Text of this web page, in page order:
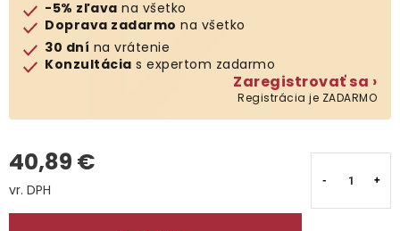
Klub výhod
O nás
Kontakty
-5% zľava na všetko
Doprava zadarmo na všetko
30 dní na vrátenie
Konzultácia s expertom zadarmo
Zaregistrovať sa ›
Registrácia je ZADARMO
40,89 €